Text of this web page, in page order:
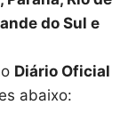
do Sul e
Diário Oficial
abaixo: